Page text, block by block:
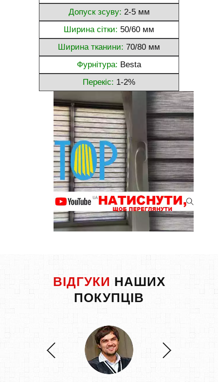
Допуск зсуву: 2-5 мм
Ширина сітки: 50/60 мм
Ширина тканини: 70/80 мм
Фурнітура: Besta
Перекіс: 1-2%
ВІДГУКИ НАШИХ
ПОКУПЦІВ